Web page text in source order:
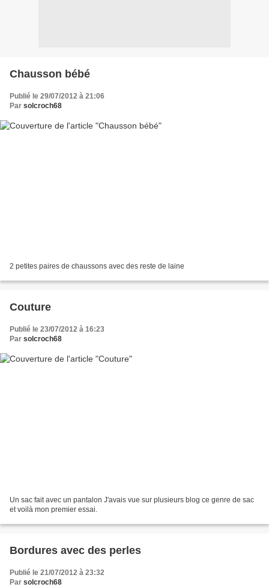
Chausson bébé
Publié le 29/07/2012 à 21:06
Par solcroch68
2 petites paires de chaussons avec des reste de laine
Couture
Publié le 23/07/2012 à 16:23
Par solcroch68
Un sac fait avec un pantalon J'avais vue sur plusieurs blog ce genre de sac
et voilà mon premier essai.
Bordures avec des perles
Publié le 21/07/2012 à 23:32
Par solcroch68